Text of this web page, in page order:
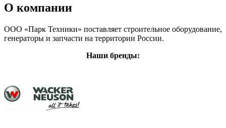
О компании
ООО «Парк Техники» поставляет строительное оборудование,
генераторы и запчасти на территории России.
Наши бренды: